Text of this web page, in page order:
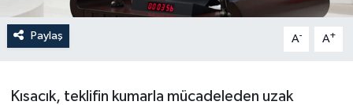
Paylaş A- A+
Kısacık, teklifin kumarla mücadeleden uzak